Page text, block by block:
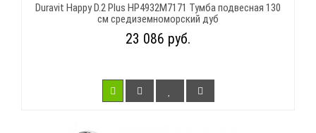
Duravit Happy D.2 Plus HP4932M7171 Тумба подвесная 130
см средиземноморский дуб
23 086 руб.